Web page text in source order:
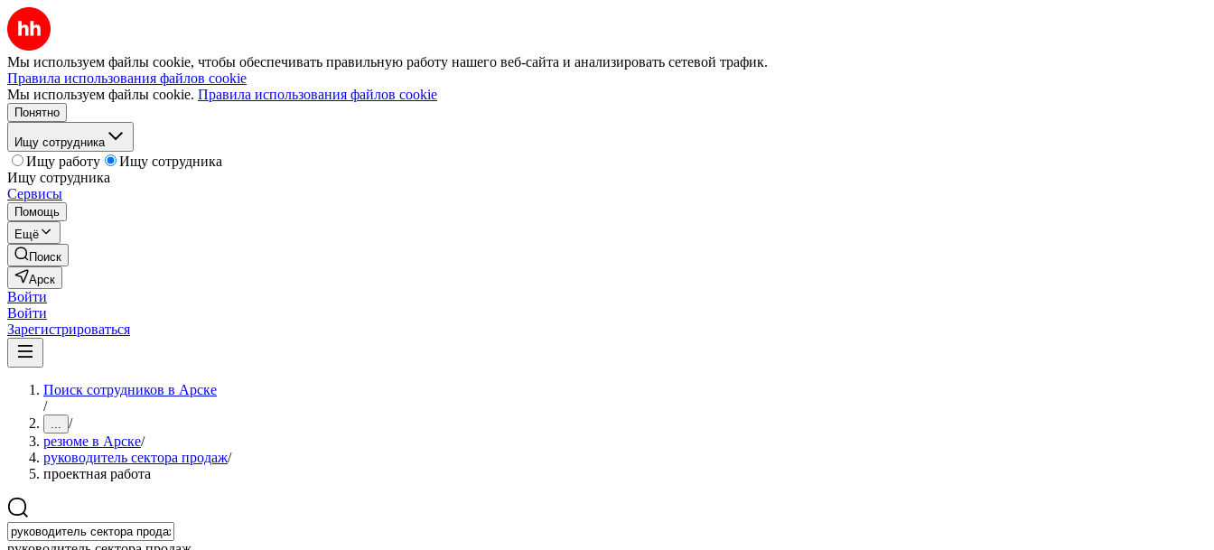
Мы используем файлы cookie, чтобы обеспечивать правильную работу нашего веб-сайта и анализировать сетевой трафик.
Правила использования файлов cookie
Мы используем файлы cookie. Правила использования файлов cookie
Понятно
Ищу сотрудника
Ищу работу
Ищу сотрудника
Ищу сотрудника
Сервисы
Помощь
Ещё
Поиск
Арск
Войти
Войти
Зарегистрироваться
Поиск сотрудников в Арске
/
... /
резюме в Арске/
руководитель сектора продаж/
проектная работа